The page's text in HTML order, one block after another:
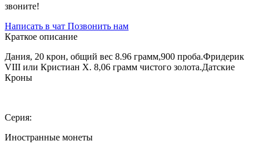
звоните!
Написать в чат Позвонить нам
Краткое описание
Дания, 20 крон, общий вес 8.96 грамм,900 проба.Фридерик
VIII или Кристиан X. 8,06 грамм чистого золота.Датские
Кроны
Серия:
Иностранные монеты